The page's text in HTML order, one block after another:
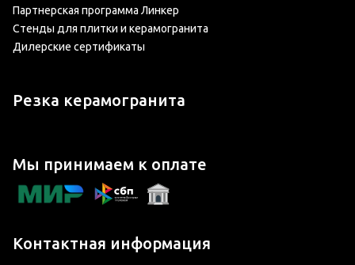
Партнерская программа Линкер
Стенды для плитки и керамогранита
Дилерские сертификаты
Резка керамогранита
Мы принимаем к оплате
Контактная информация